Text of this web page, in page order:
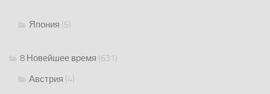
Япония (5)
8 Новейшее время (631)
Австрия (4)